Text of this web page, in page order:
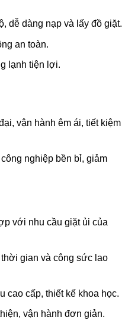
dễ dàng nạp và lấy đồ giặt.
an toàn.
lạnh tiện lợi.
vận hành êm ái, tiết kiệm
nghiệp bền bỉ, giảm
với nhu cầu giặt ủi của
gian và công sức lao
cao cấp, thiết kế khoa học.
vận hành đơn giản.